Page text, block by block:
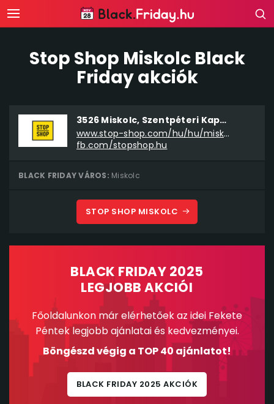
Stop Shop Miskolc Black
Friday akciók
3526 Miskolc, Szentpéteri Kapu 80/A.
www.stop-shop.com/hu/hu/miskolc
fb.com/stopshop.hu
BLACK FRIDAY VÁROS: Miskolc
STOP SHOP MISKOLC
BLACK FRIDAY 2025
LEGJOBB AKCIÓI
Főoldalunkon már elérhetőek az idei Fekete
Péntek legjobb ajánlatai és kedvezményei.
Böngészd végig a TOP 40 ajánlatot!
BLACK FRIDAY 2025 AKCIÓK